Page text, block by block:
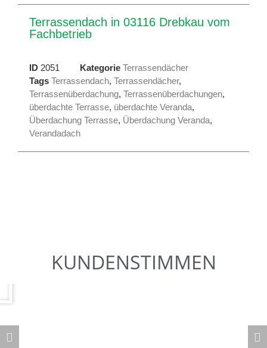
Terrassendach in 03116 Drebkau vom
Fachbetrieb
ID 2051 Kategorie Terrassendächer
Tags Terrassendach, Terrassendächer,
Terrassenüberdachung, Terrassenüberdachungen,
überdachte Terrasse, überdachte Veranda,
Überdachung Terrasse, Überdachung Veranda,
Verandadach
KUNDENSTIMMEN